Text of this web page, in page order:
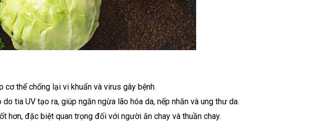
thể chống lại vi khuẩn và virus gây bệnh.
tia UV tạo ra, giúp ngăn ngừa lão hóa da, nếp nhăn và ung thư da.
đặc biệt quan trọng đối với người ăn chay và thuần chay.